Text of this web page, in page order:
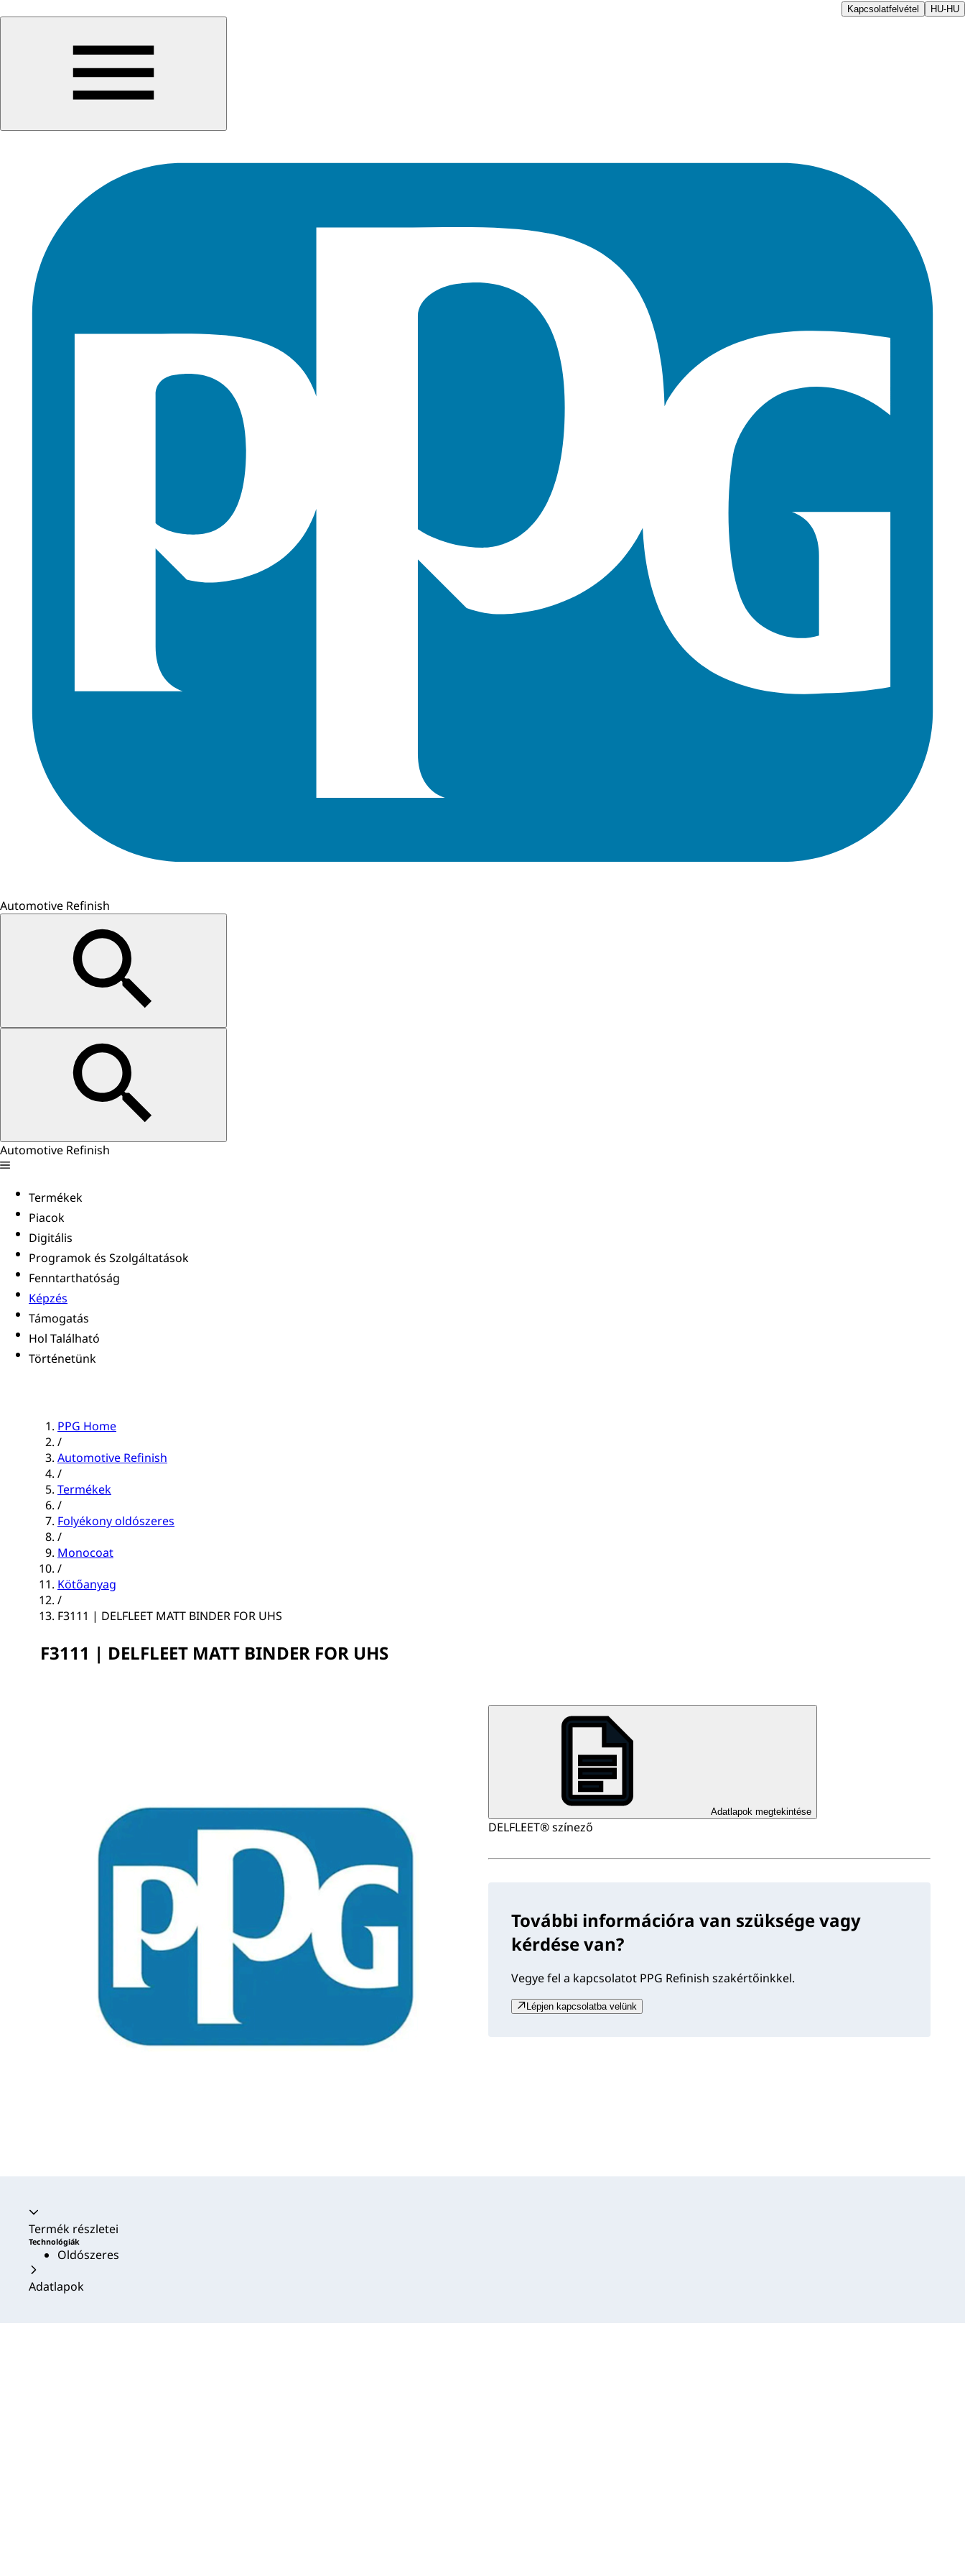
Kapcsolatfelvétel HU-HU
Automotive Refinish
Automotive Refinish
Termékek
Piacok
Digitális
Programok és Szolgáltatások
Fenntarthatóság
Képzés
Támogatás
Hol Található
Történetünk
PPG Home
/
Automotive Refinish
/
Termékek
/
Folyékony oldószeres
/
Monocoat
/
Kötőanyag
/
F3111 | DELFLEET MATT BINDER FOR UHS
F3111 | DELFLEET MATT BINDER FOR UHS
Adatlapok megtekintése
DELFLEET® színező
További információra van szüksége vagy
kérdése van?
Vegye fel a kapcsolatot PPG Refinish szakértőinkkel.
Lépjen kapcsolatba velünk
Akkordion összecsukva
Termék részletei
Technológiák
Oldószeres
Adatlapok